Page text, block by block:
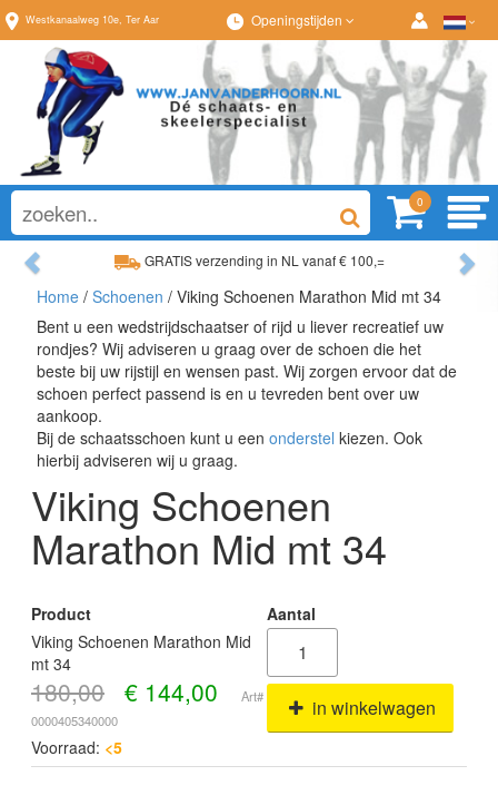
Westkanaalweg 10e, Ter Aar Openingstijden
0
GRATIS verzending in NL vanaf € 100,=
Ruim assortiment, altijd wat naar wens!
Previous
Home / Schoenen / Viking Schoenen Marathon Mid mt 34
Bent u een wedstrijdschaatser of rijd u liever recreatief uw
rondjes? Wij adviseren u graag over de schoen die het
beste bij uw rijstijl en wensen past. Wij zorgen ervoor dat de
schoen perfect passend is en u tevreden bent over uw
aankoop.
Bij de schaatsschoen kunt u een onderstel kiezen. Ook
hierbij adviseren wij u graag.
Viking Schoenen
Marathon Mid mt 34
Product
Aantal
Viking Schoenen Marathon Mid
mt 34
180,00 € 144,00
Art#
0000405340000
in winkelwagen
Voorraad: <5